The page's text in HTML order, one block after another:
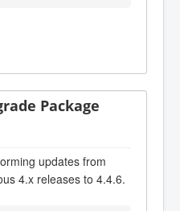
Package
updates from
4.x releases to 4.4.6.